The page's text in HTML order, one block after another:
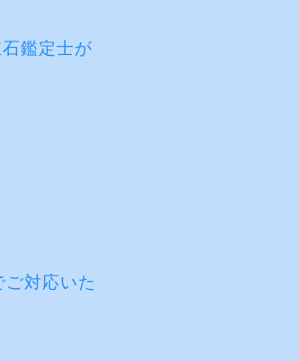
鑑定士が
対応いた